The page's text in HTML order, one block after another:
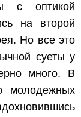
с оптикой
на второй
Но все это
суеты у
много. В
молодежных